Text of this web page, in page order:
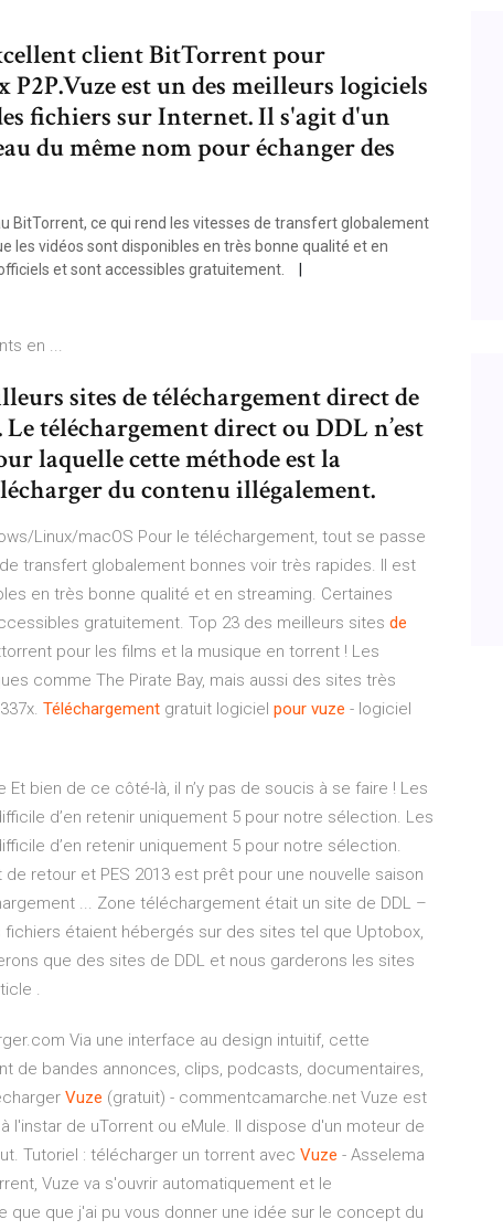
client BitTorrent pour
P2P.Vuze est un des meilleurs logiciels
fichiers sur Internet. Il s'agit d'un
du même nom pour échanger des
BitTorrent, ce qui rend les vitesses de transfert globalement
les vidéos sont disponibles en très bonne qualité et en
et sont accessibles gratuitement.
en ...
sites de téléchargement direct de
téléchargement direct ou DDL n’est
laquelle cette méthode est la
du contenu illégalement.
Linux/macOS Pour le téléchargement, tout se passe
transfert globalement bonnes voir très rapides. Il est
en très bonne qualité et en streaming. Certaines
gratuitement. Top 23 des meilleurs sites de
pour les films et la musique en torrent ! Les
comme The Pirate Bay, mais aussi des sites très
Téléchargement gratuit logiciel pour vuze - logiciel
bien de ce côté-là, il n’y pas de soucis à se faire ! Les
d’en retenir uniquement 5 pour notre sélection. Les
d’en retenir uniquement 5 pour notre sélection.
retour et PES 2013 est prêt pour une nouvelle saison
... Zone téléchargement était un site de DDL –
étaient hébergés sur des sites tel que Uptobox,
que des sites de DDL et nous garderons les sites
.
Via une interface au design intuitif, cette
de bandes annonces, clips, podcasts, documentaires,
Vuze (gratuit) - commentcamarche.net Vuze est
l'instar de uTorrent ou eMule. Il dispose d'un moteur de
Tutoriel : télécharger un torrent avec Vuze - Asselema
que j'ai pu vous donner une idée sur le concept du